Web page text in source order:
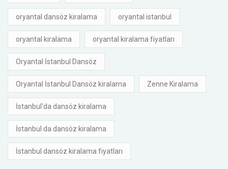
oryantal dansöz kiralama oryantal istanbul
oryantal kiralama oryantal kiralama fiyatları
Oryantal İstanbul Dansöz
Oryantal İstanbul Dansöz kiralama Zenne Kiralama
İstanbul'da dansöz kiralama
İstanbul da dansöz kiralama
İstanbul dansöz kiralama fiyatları